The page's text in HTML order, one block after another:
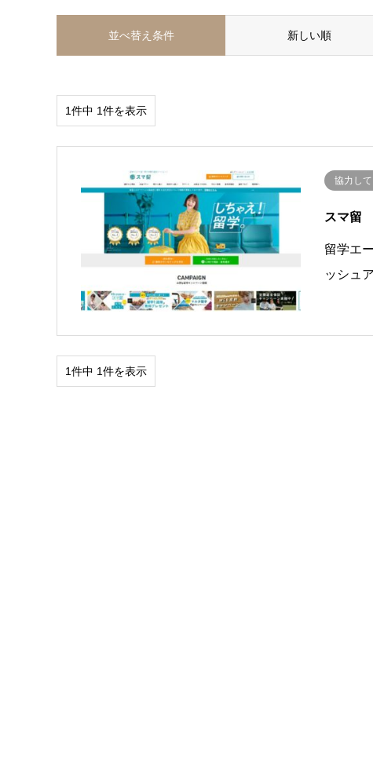
並べ替え条件 新しい順
1件中 1件を表示
協力し
スマ留
留学エ
ッシュ
1件中 1件を表示